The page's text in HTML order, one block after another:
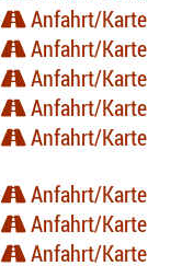
Anfahrt/Karte
Anfahrt/Karte
Anfahrt/Karte
Anfahrt/Karte
Anfahrt/Karte
Anfahrt/Karte
Anfahrt/Karte
Anfahrt/Karte